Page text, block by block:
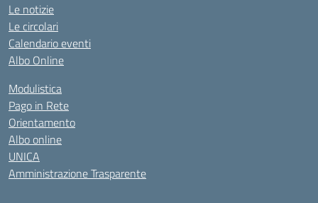
Le notizie
Le circolari
Calendario eventi
Albo Online
Modulistica
Pago in Rete
Orientamento
Albo online
UNICA
Amministrazione Trasparente